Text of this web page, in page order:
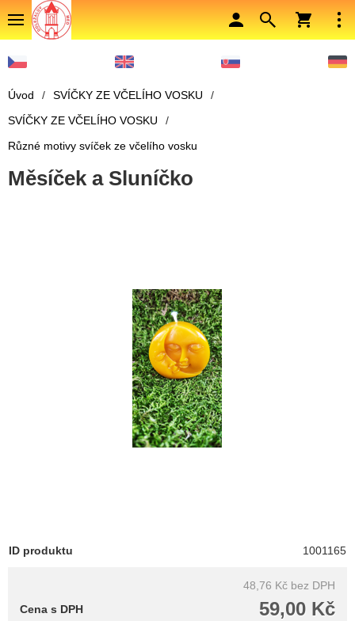
Úvod / SVÍČKY ZE VČELÍHO VOSKU
/
SVÍČKY ZE VČELÍHO VOSKU
/
Různé motivy svíček ze včelího vosku
Měsíček a Sluníčko
ID produktu 1001165
48,76 Kč bez DPH
59,00 Kč
Cena s DPH